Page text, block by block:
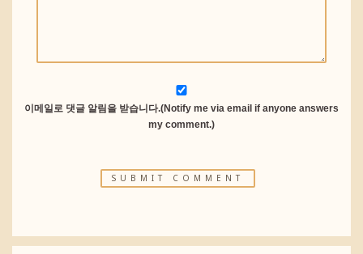
이메일로 댓글 알림을 받습니다.(Notify me via email if anyone answers
my comment.)